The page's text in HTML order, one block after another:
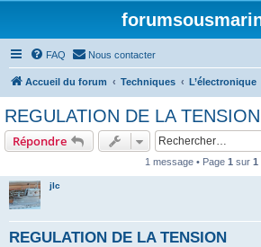
FAQ Nous contacter
Accueil du forum Techniques L’électronique
REGULATION DE LA TENSION
Répondre
1 message • Page 1 sur 1
jlc
REGULATION DE LA TENSION